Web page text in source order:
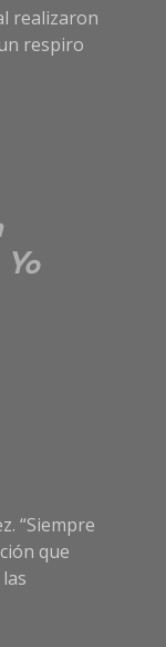
realizaron
respiro
“Siempre
que